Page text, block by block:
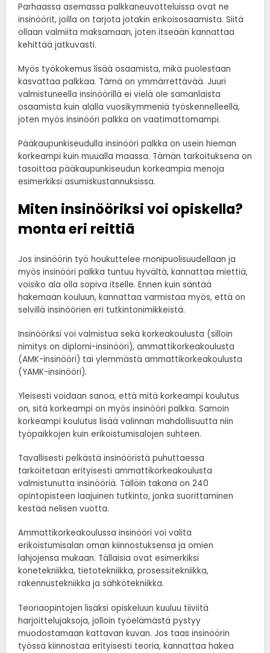
Parhaassa asemassa palkkaneuvotteluissa ovat ne
insinöörit, joilla on tarjota jotakin erikoisosaamista. Siitä
ollaan valmiita maksamaan, joten itseään kannattaa
kehittää jatkuvasti.
Myös työkokemus lisää osaamista, mikä puolestaan
kasvattaa palkkaa. Tämä on ymmärrettävää. Juuri
valmistuneella insinöörillä ei vielä ole samanlaista
osaamista kuin alalla vuosikymmeniä työskennelleellä,
joten myös insinööri palkka on vaatimattomampi.
Pääkaupunkiseudulla insinööri palkka on usein hieman
korkeampi kuin muualla maassa. Tämän tarkoituksena on
tasoittaa pääkaupunkiseudun korkeampia menoja
esimerkiksi asumiskustannuksissa.
Miten insinööriksi voi opiskella?
monta eri reittiä
Jos insinöörin työ houkuttelee monipuolisuudellaan ja
myös insinööri palkka tuntuu hyvältä, kannattaa miettiä,
voisiko ala olla sopiva itselle. Ennen kuin säntää
hakemaan kouluun, kannattaa varmistaa myös, että on
selvillä insinöörien eri tutkintonimikkeistä.
Insinööriksi voi valmistua sekä korkeakoulusta (silloin
nimitys on diplomi-insinööri), ammattikorkeakoulusta
(AMK-insinööri) tai ylemmästä ammattikorkeakoulusta
(YAMK-insinööri).
Yleisesti voidaan sanoa, että mitä korkeampi koulutus
on, sitä korkeampi on myös insinööri palkka. Samoin
korkeampi koulutus lisää valinnan mahdollisuutta niin
työpaikkojen kuin erikoistumisalojen suhteen.
Tavallisesti pelkästä insinööristä puhuttaessa
tarkoitetaan erityisesti ammattikorkeakoulusta
valmistunutta insinööriä. Tällöin takana on 240
opintopisteen laajuinen tutkinto, jonka suorittaminen
kestää nelisen vuotta.
Ammattikorkeakoulussa insinööri voi valita
erikoistumisalan oman kiinnostuksensa ja omien
lahjojensa mukaan. Tällaisia ovat esimerkiksi
konetekniikka, tietotekniikka, prosessitekniikka,
rakennustekniikka ja sähkötekniikka.
Teoriaopintojen lisäksi opiskeluun kuuluu tiiviitä
harjoittelujaksoja, jolloin työelämästä pystyy
muodostamaan kattavan kuvan. Jos taas insinöörin
työssä kiinnostaa erityisesti teoria, kannattaa hakea